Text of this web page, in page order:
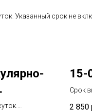
Указанный срок не
15-
Срок
2 850